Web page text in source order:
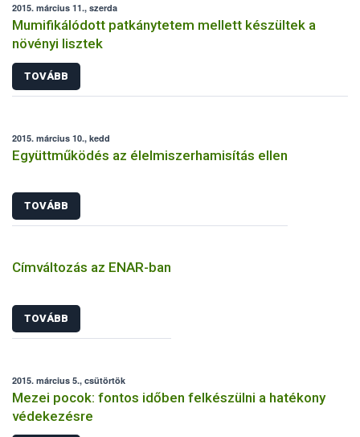
2015. március 11., szerda
Mumifikálódott patkánytetem mellett készültek a
növényi lisztek
TOVÁBB
2015. március 10., kedd
Együttműködés az élelmiszerhamisítás ellen
TOVÁBB
Címváltozás az ENAR-ban
TOVÁBB
2015. március 5., csütörtök
Mezei pocok: fontos időben felkészülni a hatékony
védekezésre